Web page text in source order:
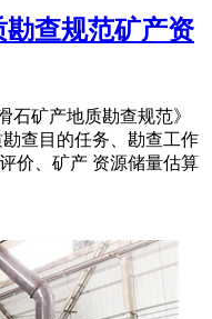
查规范矿产资
石矿产地质勘查规范》
查目的任务、勘查工作
价、矿产 资源储量估算